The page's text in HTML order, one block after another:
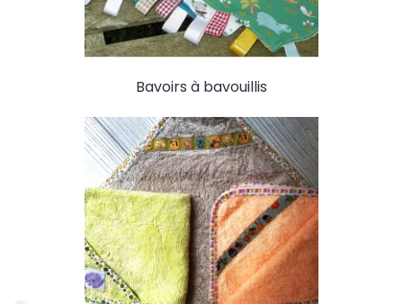
Bavoirs à bavouillis